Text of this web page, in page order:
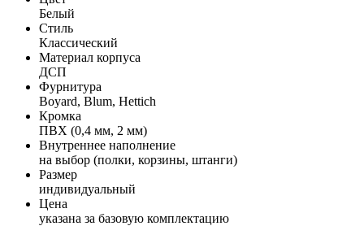
Белый
Стиль
Классический
Материал корпуса
ДСП
Фурнитура
Boyard, Blum, Hettich
Кромка
ПВХ (0,4 мм, 2 мм)
Внутреннее наполнение
на выбор (полки, корзины, штанги)
Размер
индивидуальный
Цена
указана за базовую комплектацию